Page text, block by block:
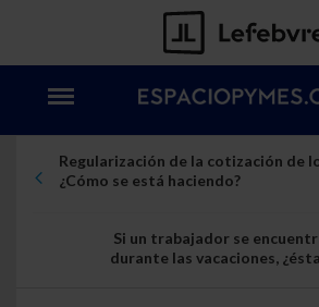
Regularización de la cotización de
¿Cómo se está haciendo?
Si un trabajador se
durante las vacaciones,